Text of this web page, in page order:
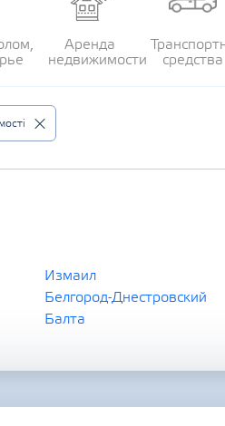
Аренда
недвижимости
средства
Измаил
Белгород-Днестровский
Балта